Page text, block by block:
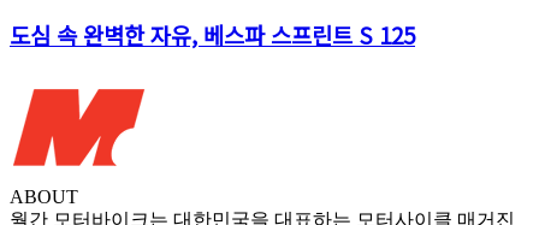
도심 속 완벽한 자유, 베스파 스프린트 S 125
ABOUT
월간 모터바이크는 대한민국을 대표하는 모터사이클 매거진